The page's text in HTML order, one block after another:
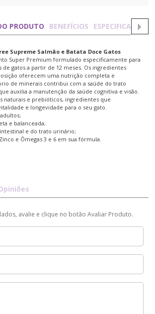
PRODUTO BENEFÍCIOS ESPECIFICAÇÕES
Supreme Salmão e Batata Doce Gatos
Super Premium formulado especificamente para
de gatos a partir de 12 meses. Os ingredientes
oferecem uma nutrição completa e
de minerais contribui com a saúde do trato
auxilia a manutenção da saúde cognitiva e visão.
naturais e prebióticos, ingredientes que
e longevidade para o seu gato.
e balanceada;
e do trato urinário;
e Ômegas 3 e 6 em sua fórmula.
avalie e clique no botão Avaliar Produto.